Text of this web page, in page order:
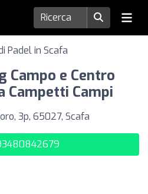
Padel in Scafa
Campo e Centro
Campetti Campi
3p, 65027, Scafa